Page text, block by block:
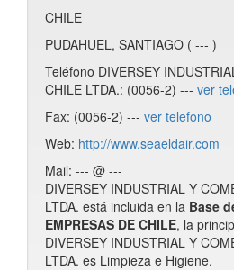
CHILE
PUDAHUEL, SANTIAGO ( --- )
Teléfono DIVERSEY
CHILE LTDA.: (0056-2) --- ver
Fax: (0056-2) --- ver telefono
Web: http://www.seaeldair.com
Mail: --- @ ---
DIVERSEY INDUSTRIAL Y
LTDA. está incluida en la Base
EMPRESAS DE CHILE, la
DIVERSEY INDUSTRIAL Y
LTDA. es Limpieza e Higiene.